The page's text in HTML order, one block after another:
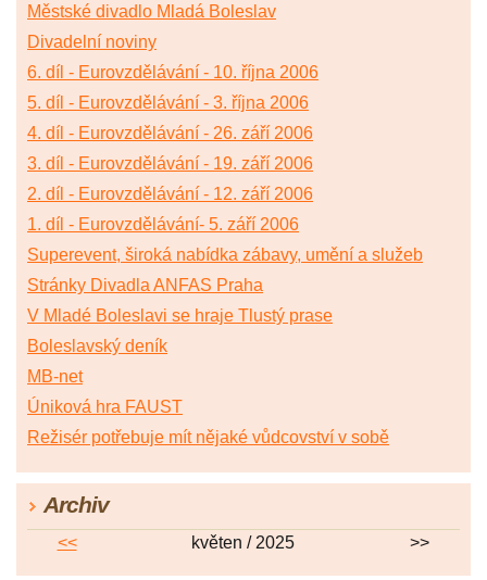
Městské divadlo Mladá Boleslav
Divadelní noviny
6. díl - Eurovzdělávání - 10. října 2006
5. díl - Eurovzdělávání - 3. října 2006
4. díl - Eurovzdělávání - 26. září 2006
3. díl - Eurovzdělávání - 19. září 2006
2. díl - Eurovzdělávání - 12. září 2006
1. díl - Eurovzdělávání- 5. září 2006
Superevent, široká nabídka zábavy, umění a služeb
Stránky Divadla ANFAS Praha
V Mladé Boleslavi se hraje Tlustý prase
Boleslavský deník
MB-net
Úniková hra FAUST
Režisér potřebuje mít nějaké vůdcovství v sobě
Archiv
<< květen / 2025 >>